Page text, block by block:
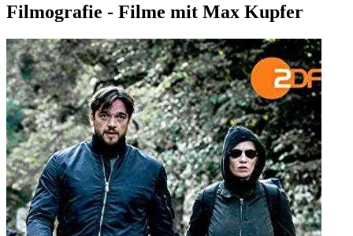
Filmografie - Filme mit Max Kupfer